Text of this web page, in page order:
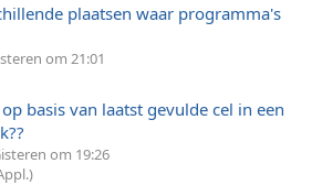
plaatsen waar programma's
om 21:01
basis van laatst gevulde cel in een
om 19:26